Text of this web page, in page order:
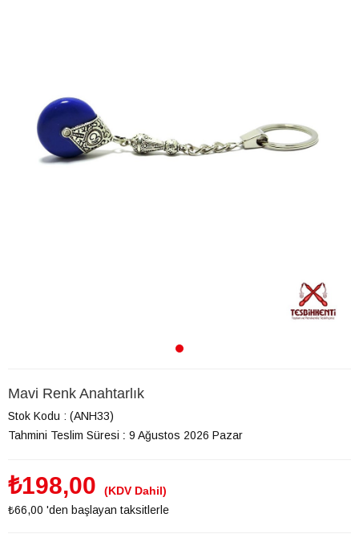
Mavi Renk Anahtarlık
Stok Kodu
(ANH33)
Tahmini Teslim Süresi : 9 Ağustos 2026 Pazar
₺198,00
(KDV Dahil)
₺66,00 'den başlayan taksitlerle